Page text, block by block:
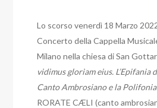
Lo scorso venerdì 18 Marzo
Concerto della Cappella
Milano nella chiesa di San
vidimus gloriam eius.
Canto Ambrosiano e la
RORATE CÆLI (canto